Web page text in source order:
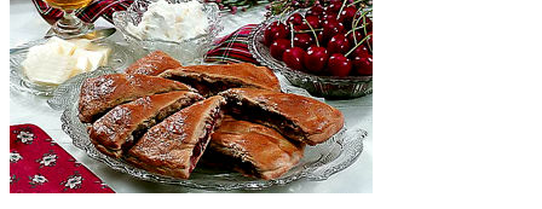
сладкие
Говядина
жареная
Грудка индейки
по-